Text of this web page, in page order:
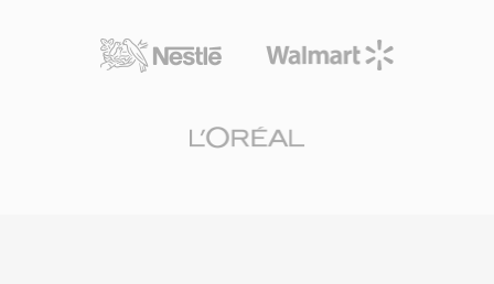
beperkte bandbreedte (300-3400 Hz), blinkt het
uit in het leveren van verstaanbare spraak
mediaspeler. WAV-bestanden in cd-kwaliteit
24-bit of 32-bit float samples gebruiken bij